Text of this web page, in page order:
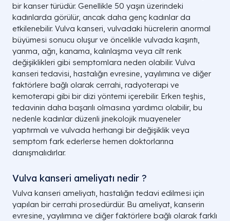
bir kanser türüdür. Genellikle 50 yaşın üzerindeki
kadınlarda görülür, ancak daha genç kadınlar da
etkilenebilir. Vulva kanseri, vulvadaki hücrelerin anormal
büyümesi sonucu oluşur ve öncelikle vulvada kaşıntı,
yanma, ağrı, kanama, kalınlaşma veya cilt renk
değişiklikleri gibi semptomlara neden olabilir. Vulva
kanseri tedavisi, hastalığın evresine, yayılımına ve diğer
faktörlere bağlı olarak cerrahi, radyoterapi ve
kemoterapi gibi bir dizi yöntemi içerebilir. Erken teşhis,
tedavinin daha başarılı olmasına yardımcı olabilir, bu
nedenle kadınlar düzenli jinekolojik muayeneler
yaptırmalı ve vulvada herhangi bir değişiklik veya
semptom fark ederlerse hemen doktorlarına
danışmalıdırlar.
Vulva kanseri ameliyatı nedir ?
Vulva kanseri ameliyatı, hastalığın tedavi edilmesi için
yapılan bir cerrahi prosedürdür. Bu ameliyat, kanserin
evresine, yayılımına ve diğer faktörlere bağlı olarak farklı